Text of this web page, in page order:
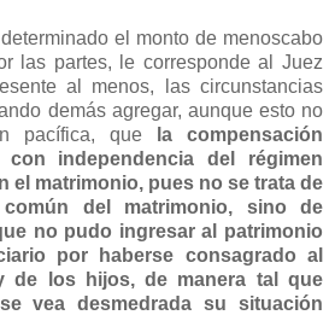
el monto de menoscabo
las partes, le corresponde al Juez
al menos, las circunstancias
demás agregar, aunque esto no
pacífica, que
la compensación
con independencia del régimen
el matrimonio, pues no se trata de
del matrimonio, sino de
no pudo ingresar al patrimonio
por haberse consagrado al
de los hijos, de manera tal que
vea desmedrada su situación